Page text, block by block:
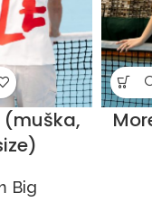
(muška,
Big